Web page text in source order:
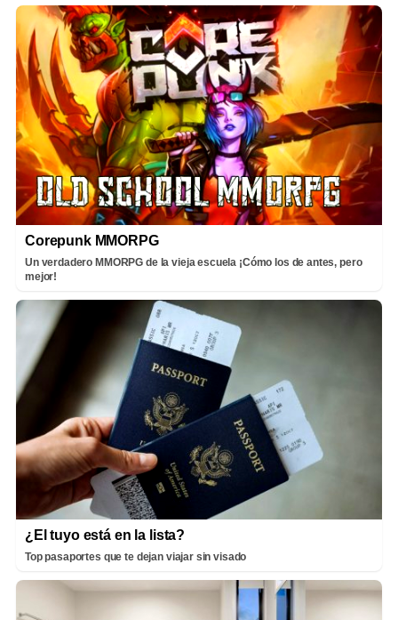
Corepunk MMORPG
Un verdadero MMORPG de la vieja escuela ¡Cómo los de antes, pero
mejor!
¿El tuyo está en la lista?
Top pasaportes que te dejan viajar sin visado